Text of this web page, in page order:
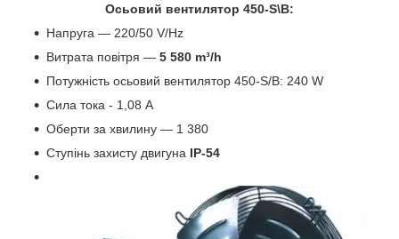
Осьовий вентилятор 450-S\B:
Напруга — 220/50 V/Hz
Витрата повітря — 5 580 m³/h
Потужність осьовий вентилятор 450-S/B: 240 W
Сила тока - 1,08 А
Оберти за хвилину — 1 380
Ступінь захисту двигуна IP-54